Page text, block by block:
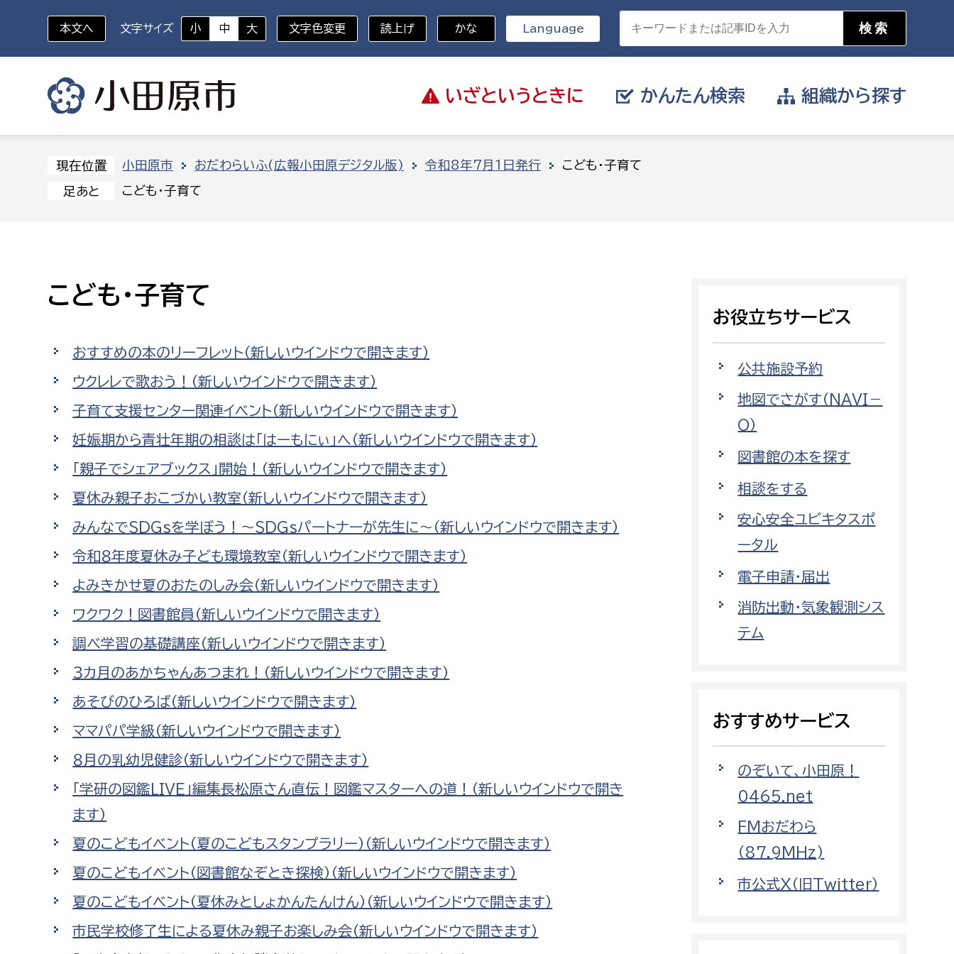
いざと いうときに
いざというときに
かんたん検索
対象者を選択
小・中学生
若者
妊産婦
障がい者
事業者
労働者
求職者
外国人
ペット
分野を選択
福祉・健康
環境・エネルギー
都市基盤
市民活動・地域づくり
行政経営
観光
病院
市議会
目的を選択
支払いをしたい
遊びたい
小田原のことを知りたい
イベント・講座などに参加したい
まちづくりに関わりたい
組織から探す
組織から探す
部に属さない室
コンプライアンス推進室
市民部
地域安全課
人権・男女共同参画課
戸籍住民課
防災部
図書館
環境部
環境政策課
ゼロカーボン推進課
環境事業センター
福祉健康部
福祉政策課
生活援護課
高齢介護課
障がい福祉課
子ども若者部
子ども政策課
子ども若者支援課
保育課
都市部
建築指導課
開発審査課
建設部
建設政策課
国県事業推進課
土木管理課
出納室
患者サポートセンター
病院管理局：経営管理課
病院管理局：施設用度課
消防
消防総務課
警防計画課
本文へ 文字サイズ 小 中 大 文字色変更 読上げ かな Language
現在位置 小田原市 おだわらいふ(広報小田原デジタル版) 令和8年7月1日発行 こども・子育て
足あと こども・子育て
こども・子育て
おすすめの本のリーフレット（新しいウインドウで開きます）
ウクレレで歌おう！（新しいウインドウで開きます）
子育て支援センター関連イベント（新しいウインドウで開きます）
妊娠期から青壮年期の相談は「はーもにぃ」へ（新しいウインドウで開きます）
「親子でシェアブックス」開始！（新しいウインドウで開きます）
夏休み親子おこづかい教室（新しいウインドウで開きます）
みんなでSDGｓを学ぼう！～SDGｓパートナーが先生に～（新しいウインドウで開きます）
令和８年度夏休み子ども環境教室（新しいウインドウで開きます）
よみきかせ夏のおたのしみ会（新しいウインドウで開きます）
ワクワク！図書館員（新しいウインドウで開きます）
調べ学習の基礎講座（新しいウインドウで開きます）
３カ月のあかちゃんあつまれ！（新しいウインドウで開きます）
あそびのひろば（新しいウインドウで開きます）
ママパパ学級（新しいウインドウで開きます）
８月の乳幼児健診（新しいウインドウで開きます）
「学研の図鑑LIVE」編集長松原さん直伝！図鑑マスターへの道！（新しいウインドウで開き
ます）
夏のこどもイベント（夏のこどもスタンプラリー）（新しいウインドウで開きます）
夏のこどもイベント（図書館なぞとき探検）（新しいウインドウで開きます）
夏のこどもイベント（夏休みとしょかんたんけん）（新しいウインドウで開きます）
市民学校修了生による夏休み親子お楽しみ会（新しいウインドウで開きます）
お役立ちサービス
公共施設予約
地図でさがす（NAVI－
O）
図書館の本を探す
相談をする
安心安全ユビキタスポ
ータル
電子申請・届出
消防出動・気象観測シス
テム
おすすめサービス
のぞいて、小田原！
0465.net
FMおだわら
（87.9MHz)
市公式X（旧Twitter）